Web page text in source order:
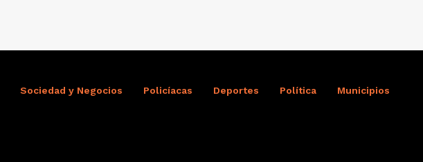
Sociedad y Negocios Policíacas Deportes Política Municipios